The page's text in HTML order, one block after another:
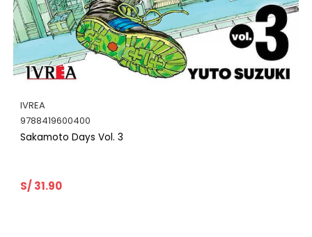
IVREA
9788419600400
Sakamoto Days Vol. 3
S/ 31.90